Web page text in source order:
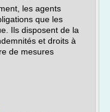
les agents
que les
Ils disposent de la
et droits à
de mesures